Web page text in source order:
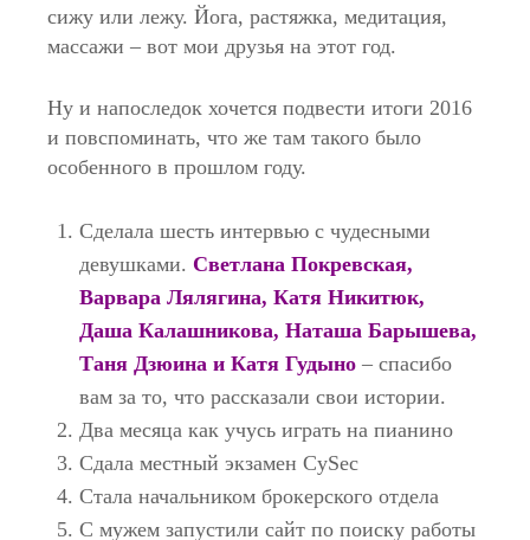
сижу или лежу. Йога, растяжка, медитация,
массажи – вот мои друзья на этот год.
Ну и напоследок хочется подвести итоги 2016
и повспоминать, что же там такого было
особенного в прошлом году.
Сделала шесть интервью с чудесными
девушками. Светлана Покревская,
Варвара Лялягина, Катя Никитюк,
Даша Калашникова, Наташа Барышева,
Таня Дзюина и Катя Гудыно – спасибо
вам за то, что рассказали свои истории.
Два месяца как учусь играть на пианино
Сдала местный экзамен CySec
Стала начальником брокерского отдела
С мужем запустили сайт по поиску работы